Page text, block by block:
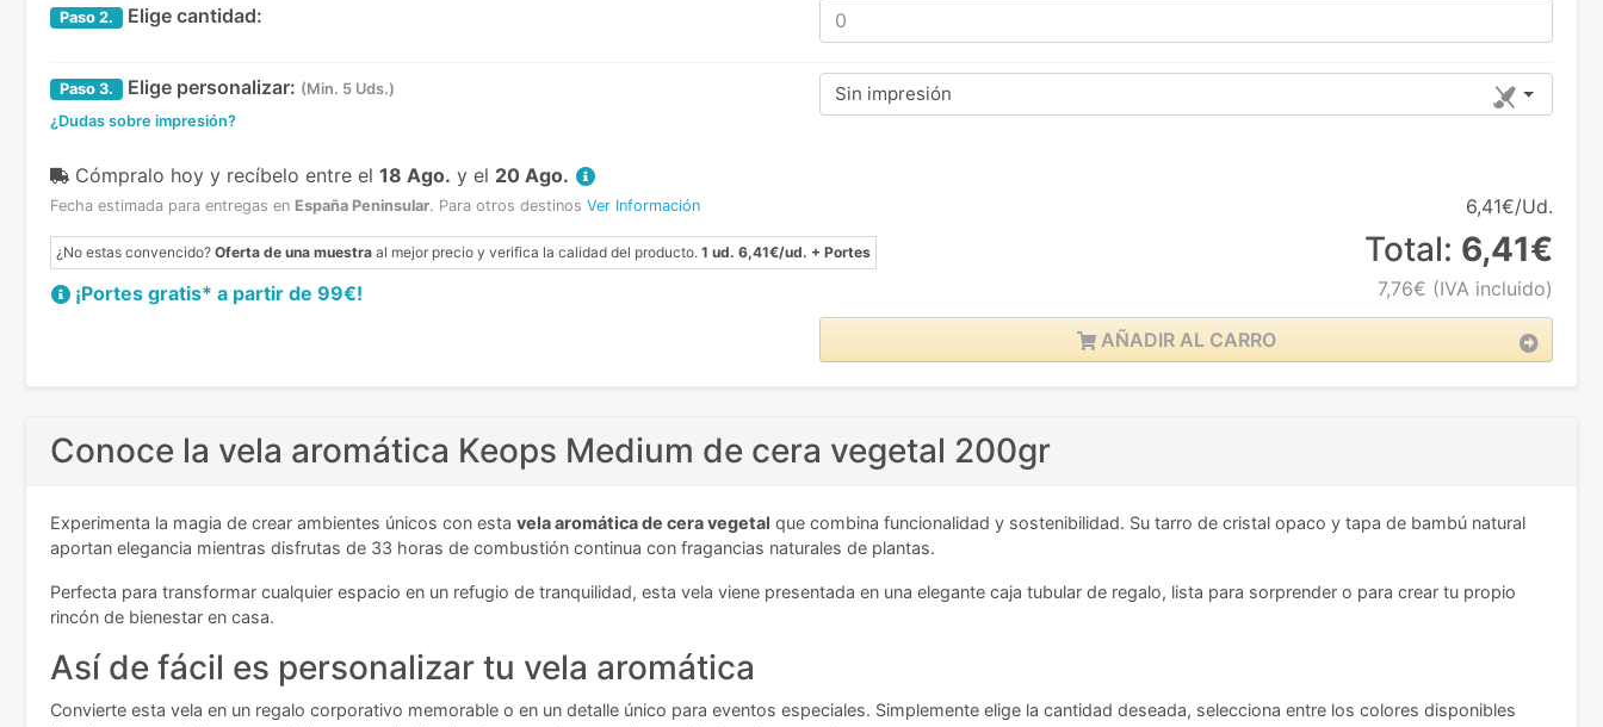
Paso 2. Elige cantidad:
Paso 3. Elige personalizar: (Min. 5 Uds.)
¿Dudas sobre impresión?
Sin impresión
Cómpralo hoy y recíbelo entre el 18 Ago. y el 20 Ago.
Fecha estimada para entregas en España Peninsular. Para otros destinos Ver Información
¿No estas convencido? Oferta de una muestra al mejor precio y verifica la calidad del producto. 1 ud. 6,41€/ud. + Portes
¡Portes gratis* a partir de 99€!
6,41€/Ud.
Total: 6,41€
7,76€ (IVA incluido)
AÑADIR AL CARRO
Conoce la vela aromática Keops Medium de cera vegetal 200gr
Experimenta la magia de crear ambientes únicos con esta vela aromática de cera vegetal que combina funcionalidad y sostenibilidad. Su tarro de cristal opaco y tapa de bambú natural
aportan elegancia mientras disfrutas de 33 horas de combustión continua con fragancias naturales de plantas.
Perfecta para transformar cualquier espacio en un refugio de tranquilidad, esta vela viene presentada en una elegante caja tubular de regalo, lista para sorprender o para crear tu propio
rincón de bienestar en casa.
Así de fácil es personalizar tu vela aromática
Convierte esta vela en un regalo corporativo memorable o en un detalle único para eventos especiales. Simplemente elige la cantidad deseada, selecciona entre los colores disponibles